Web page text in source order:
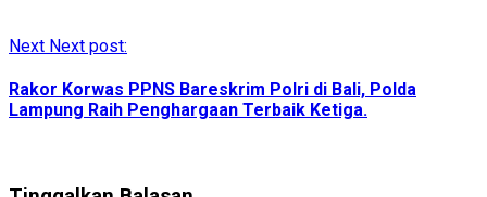
Next Next post:
Rakor Korwas PPNS Bareskrim Polri di Bali, Polda
Lampung Raih Penghargaan Terbaik Ketiga.